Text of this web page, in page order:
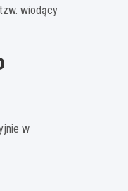
wiodący
w